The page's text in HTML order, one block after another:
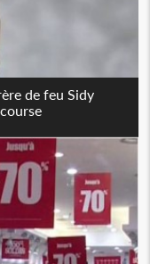
de feu Sidy